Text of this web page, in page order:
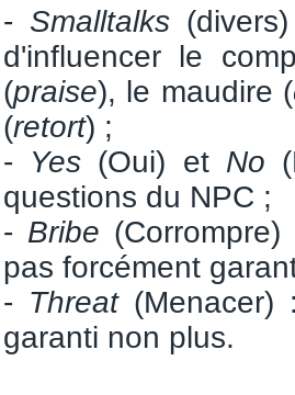
- Smalltalks
d'influencer le
(praise), le maudire (
(retort) ;
- Yes (Oui) et No
questions du NPC ;
- Bribe
pas forcément
- Threat(Menacer)
garanti non plus.